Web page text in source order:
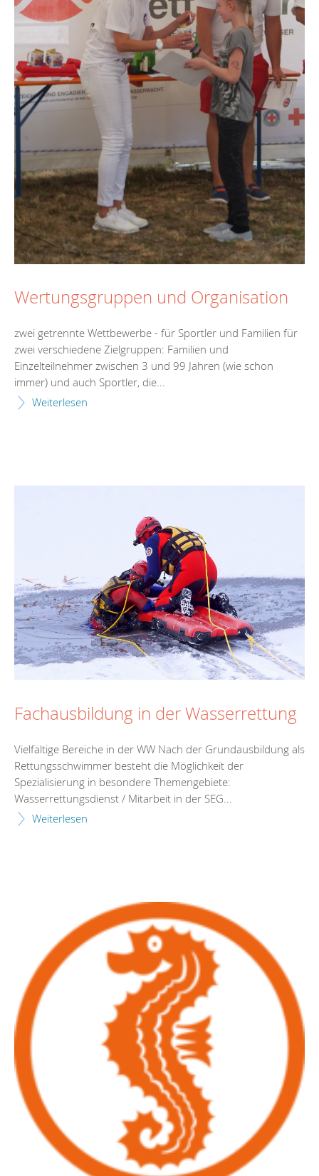
Wertungsgruppen und Organisation
zwei getrennte Wettbewerbe - für Sportler und Familien für
zwei verschiedene Zielgruppen: Familien und
Einzelteilnehmer zwischen 3 und 99 Jahren (wie schon
immer) und auch Sportler, die...
Weiterlesen
Fachausbildung in der Wasserrettung
Vielfältige Bereiche in der WW Nach der Grundausbildung als
Rettungsschwimmer besteht die Möglichkeit der
Spezialisierung in besondere Themengebiete:
Wasserrettungsdienst / Mitarbeit in der SEG...
Weiterlesen